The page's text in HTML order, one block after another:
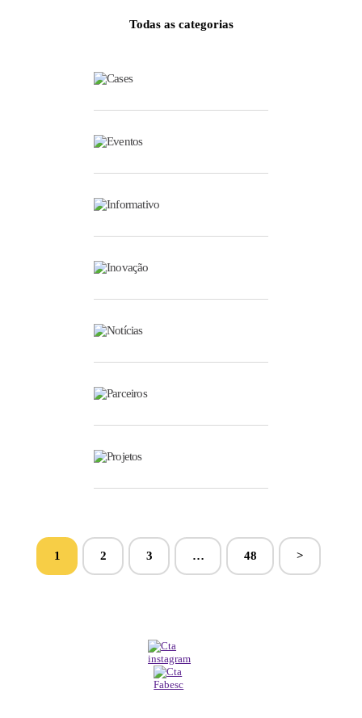
Todas as categorias
Cases
Eventos
Informativo
Inovação
Notícias
Parceiros
Projetos
1 2 3 … 48 >